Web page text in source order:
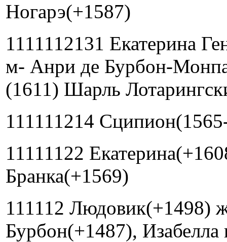
Ногарэ(+1587)
1111112131 Екатерина
м- Анри де Бурбон-
(1611) Шарль
111111214
11111122
Бранка(+1569)
111112 Людовик(+1498)
Бурбон(+1487), Изабелла